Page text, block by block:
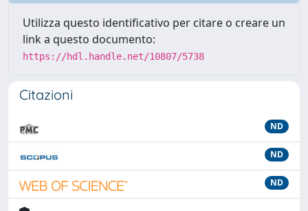
Utilizza questo identificativo per citare o creare un
link a questo documento:
https://hdl.handle.net/10807/5738
Citazioni
ND
ND
ND